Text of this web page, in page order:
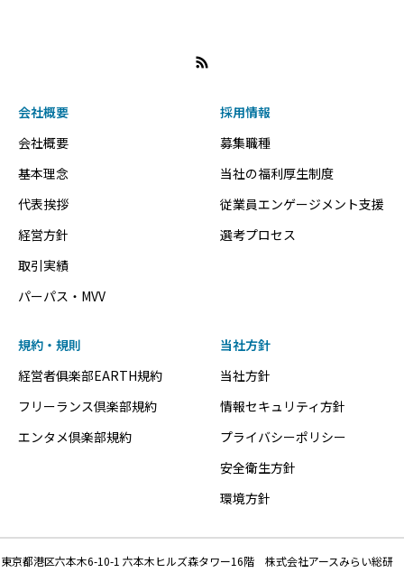
会社概要
会社概要
基本理念
代表挨拶
経営方針
取引実績
パーパス・MVV
採用情報
募集職種
当社の福利厚生制度
従業員エンゲージメント支援
選考プロセス
規約・規則
経営者俱楽部EARTH規約
フリーランス倶楽部規約
エンタメ倶楽部規約
当社方針
当社方針
情報セキュリティ方針
プライバシーポリシー
安全衛生方針
環境方針
東京都港区六本木6-10-1 六本木ヒルズ森タワー16階 株式会社アースみらい総研